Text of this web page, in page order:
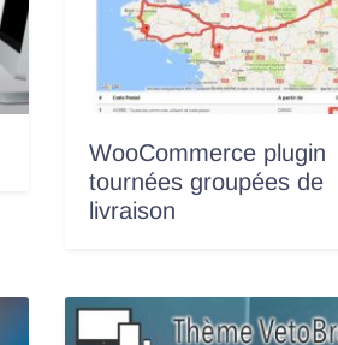
WooCommerce plugin
tournées groupées de
livraison